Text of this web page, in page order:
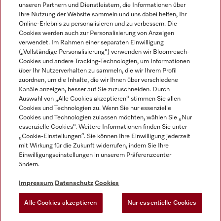
Impressum
AGB
Datenschutz
Nutzungsbedingungen
EU-Gesetzen über digitale Dienste
Cookie Einstellungen
Miele auf Instagram
Miele auf Facebook
Miele auf Youtube
unseren Partnern und Dienstleistern, die Informationen über
Ihre Nutzung der Website sammeln und uns dabei helfen, Ihr
Online-Erlebnis zu personalisieren und zu verbessern. Die
Cookies werden auch zur Personalisierung von Anzeigen
verwendet. Im Rahmen einer separaten Einwilligung
(„Vollständige Personalisierung“) verwenden wir Bloomreach-
Cookies und andere Tracking-Technologien, um Informationen
über Ihr Nutzerverhalten zu sammeln, die wir Ihrem Profil
zuordnen, um die Inhalte, die wir Ihnen über verschiedene
Kanäle anzeigen, besser auf Sie zuzuschneiden. Durch
Auswahl von „Alle Cookies akzeptieren“ stimmen Sie allen
Cookies und Technologien zu. Wenn Sie nur essenzielle
Cookies und Technologien zulassen möchten, wählen Sie „Nur
essenzielle Cookies“. Weitere Informationen finden Sie unter
„Cookie-Einstellungen“. Sie können Ihre Einwilligung jederzeit
mit Wirkung für die Zukunft widerrufen, indem Sie Ihre
Einwilligungseinstellungen in unserem Präferenzcenter
ändern.
Impressum Datenschutz Cookies
Alle Cookies akzeptieren Nur essentielle Cookies